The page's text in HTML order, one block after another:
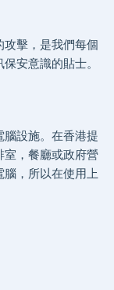
擊，是我們每個
安意識的貼士。
設施。在香港提
，餐廳或政府營
，所以在使用上